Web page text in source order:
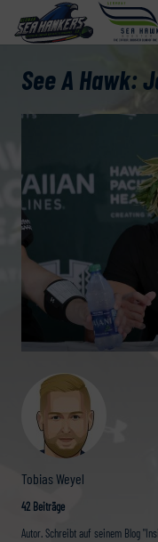
Tobias Weyel
42 Beiträge
Autor. Schreibt auf seinem Blog
See A Hawk: